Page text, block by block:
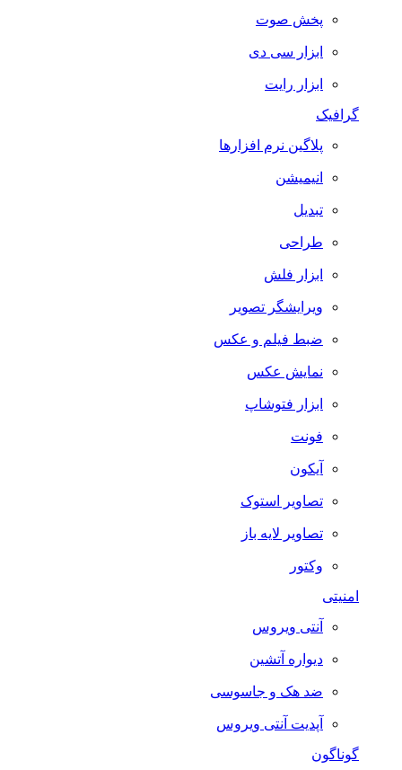
پخش صوت
ابزار سی دی
ابزار رایت
گرافیک
پلاگین نرم افزارها
انیمیشن
تبدیل
طراحی
ابزار فلش
ویرایشگر تصویر
ضبط فيلم و عكس
نمایش عکس
ابزار فتوشاپ
فونت
آیکون
تصاویر استوک
تصاویر لایه باز
وکتور
امنیتی
آنتی ویروس
دیواره آتشین
ضد هک و جاسوسی
آپدیت آنتی ویروس
گوناگون